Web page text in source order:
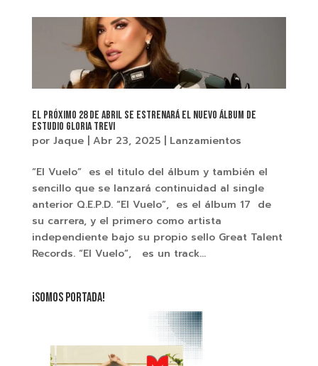
El próximo 28 de abril se estrenará el nuevo álbum de
estudio Gloria Trevi
por Jaque| Abr 23, 2025| Lanzamientos
“El Vuelo” es el titulo del álbum y también el
sencillo que se lanzará continuidad al single
anterior Q.E.P.D. “El Vuelo”, es el álbum 17 de
su carrera, y el primero como artista
independiente bajo su propio sello Great Talent
Records. “El Vuelo”, es un track...
¡SOMOS PORTADA!